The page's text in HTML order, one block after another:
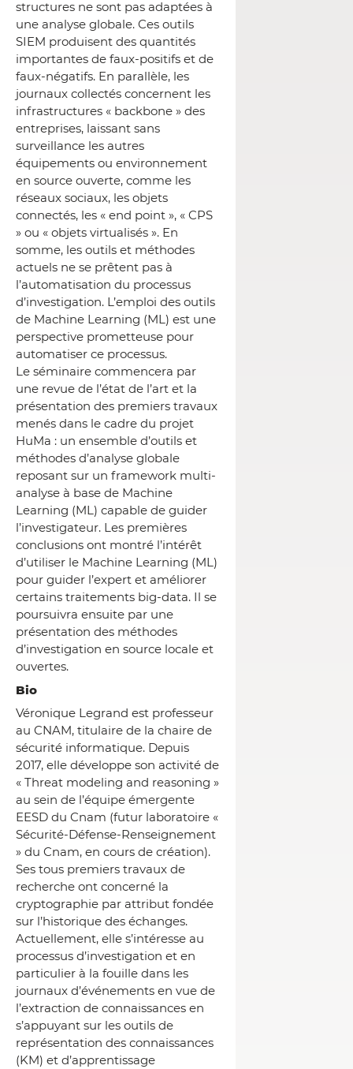
structures ne sont pas adaptées à
une analyse globale. Ces outils
SIEM produisent des quantités
importantes de faux-positifs et de
faux-négatifs. En parallèle, les
journaux collectés concernent les
infrastructures « backbone » des
entreprises, laissant sans
surveillance les autres
équipements ou environnement
en source ouverte, comme les
réseaux sociaux, les objets
connectés, les « end point », « CPS
» ou « objets virtualisés ». En
somme, les outils et méthodes
actuels ne se prêtent pas à
l’automatisation du processus
d’investigation. L’emploi des outils
de Machine Learning (ML) est une
perspective prometteuse pour
automatiser ce processus.
Le séminaire commencera par
une revue de l’état de l’art et la
présentation des premiers travaux
menés dans le cadre du projet
HuMa : un ensemble d’outils et
méthodes d’analyse globale
reposant sur un framework multi-
analyse à base de Machine
Learning (ML) capable de guider
l’investigateur. Les premières
conclusions ont montré l’intérêt
d’utiliser le Machine Learning (ML)
pour guider l’expert et améliorer
certains traitements big-data. Il se
poursuivra ensuite par une
présentation des méthodes
d’investigation en source locale et
ouvertes.
Bio
Véronique Legrand est professeur
au CNAM, titulaire de la chaire de
sécurité informatique. Depuis
2017, elle développe son activité de
« Threat modeling and reasoning »
au sein de l’équipe émergente
EESD du Cnam (futur laboratoire «
Sécurité-Défense-Renseignement
» du Cnam, en cours de création).
Ses tous premiers travaux de
recherche ont concerné la
cryptographie par attribut fondée
sur l’historique des échanges.
Actuellement, elle s’intéresse au
processus d’investigation et en
particulier à la fouille dans les
journaux d’événements en vue de
l’extraction de connaissances en
s’appuyant sur les outils de
représentation des connaissances
(KM) et d’apprentissage